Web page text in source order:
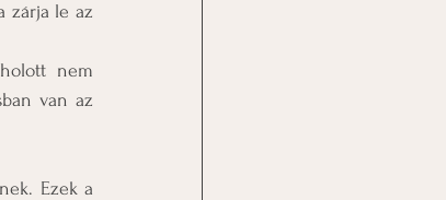
zárja le az
nem
van az
Ezek a